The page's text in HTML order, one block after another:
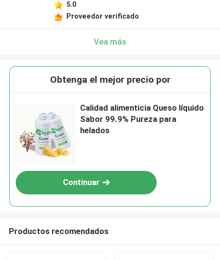
5.0
Proveedor verificado
Vea más
Obtenga el mejor precio por
Calidad alimenticia Queso líquido
Sabor 99.9% Pureza para
helados
Continuar
Productos recomendados